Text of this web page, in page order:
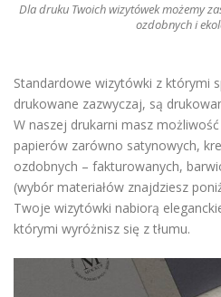
Dla druku Twoich wizytówek możemy
ozdobnych i
Standardowe wizytówki z którymi
drukowane zazwyczaj, są
W naszej drukarni masz
papierów zarówno satynowych,
ozdobnych – fakturowanych,
(wybór materiałów znajdziesz
Twoje wizytówki nabiorą
którymi wyróżnisz się z tłumu.